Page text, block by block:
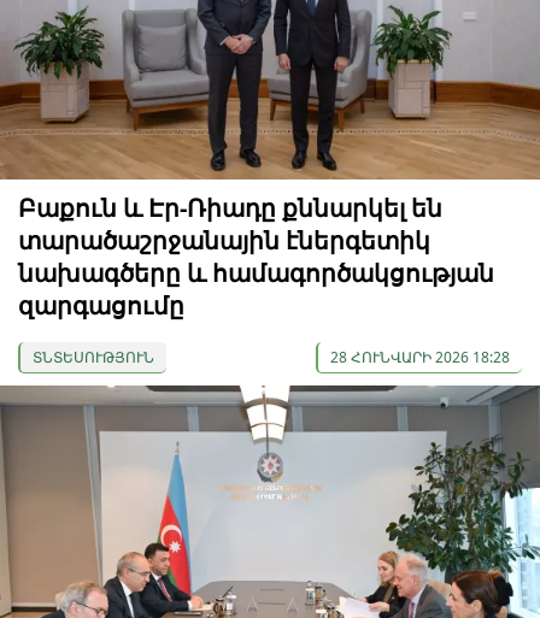
Բաքուն և Էր-Ռիադը քննարկել են
տարածաշրջանային էներգետիկ
նախագծերը և համագործակցության
զարգացումը
ՏՆՏԵՍՈՒԹՅՈՒՆ 28 ՀՈՒՆՎԱՐԻ 2026 18:28